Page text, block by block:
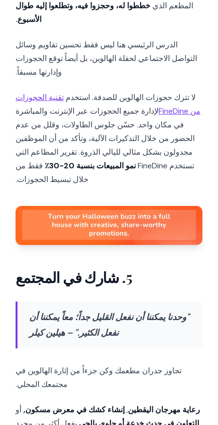
المطعم الذي خططوا له، وحجزوا فيه، وتطلعوا إليه طوال
الأسبوع.
الدرس الرئيسي هنا ليس فقط تحسين تقاويم وسائل
التواصل الاجتماعي لحفلة الهالوين، بل أيضاً توقع الحجوزات
وإدارتها مسبقاً.
لا تترك حجوزات الهالوين للصدفة. استخدم تقنية الحجوزات
من FineDine
لإدارة جميع الحجوزات عبر الإنترنت والمباشرة
في مكان واحد. حسّن جلوس الطاولات، وقلل من عدم
الحضور من خلال التذكيرات الآلية، وتأكد من أن الموظفين
مجدولون بشكل مثالي لليالي الذروة. تقرير المطاعم التي
تستخدم FineDine
نمو المبيعات بنسبة 20-30٪
فقط من
خلال تبسيط الحجوزات.
5. شارك في المجتمع
"وحدنا يمكننا أن نفعل القليل جداً؛ معاً يمكننا أن
نفعل الكثير." – هيلين كيلر
تجاوز جدران مطعمك وكن جزءاً من إثارة الهالوين في
مجتمعك المحلي.
رعاية مهرجان اليقطين,إنشاء كشك في معرض مسكون, أو